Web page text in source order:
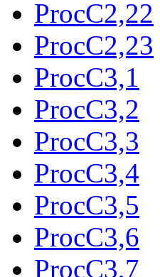
ProcC2,22
ProcC2,23
ProcC3,1
ProcC3,2
ProcC3,3
ProcC3,4
ProcC3,5
ProcC3,6
ProcC3,7